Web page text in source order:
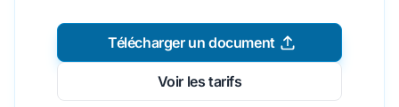
Télécharger un document
Voir les tarifs